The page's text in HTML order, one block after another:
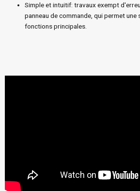
Simple et intuitif: travaux exempt
panneau de commande, qui permet
fonctions principales.